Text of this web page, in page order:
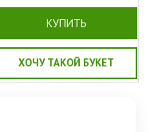
КУПИТЬ
ХОЧУ ТАКОЙ БУКЕТ